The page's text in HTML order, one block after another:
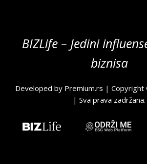
BIZLife – Jedini
biznisa
Developed by Premium.rs |
| Sva prava zadržana.